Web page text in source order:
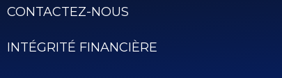
CONTACTEZ-NOUS
INTÉGRITÉ FINANCIÈRE